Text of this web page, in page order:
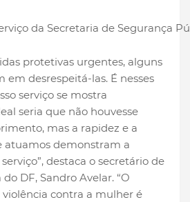
da Secretaria de Segurança
protetivas urgentes, alguns
em desrespeitá-las. É nesses
serviço se mostra
seria que não houvesse
mas a rapidez e a
atuamos demonstram a
destaca o secretário de
DF, Sandro Avelar. “O
contra a mulher é